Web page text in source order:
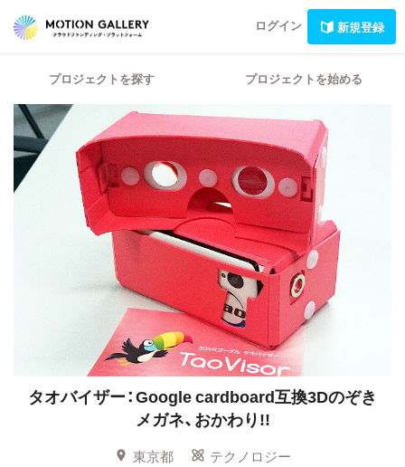
ログイン 新規登録
プロジェクトを探す プロジェクトを始める
タオバイザー：Google cardboard互換3Dのぞき
メガネ、おかわり!!
東京都
テクノロジー